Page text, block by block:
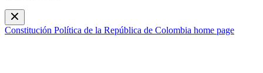
Constitución Política de la República de Colombia home page